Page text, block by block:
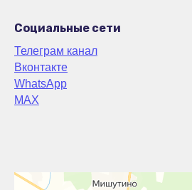
Социальные сети
Телеграм канал
Вконтакте
WhatsApp
MAX